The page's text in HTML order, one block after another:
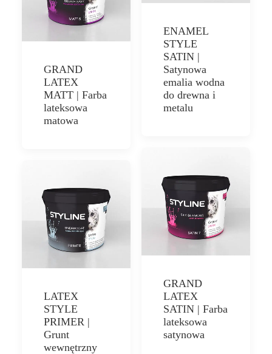
ENAMEL
STYLE
SATIN |
Satynowa
emalia wodna
do drewna i
metalu
GRAND
LATEX
MATT | Farba
lateksowa
matowa
GRAND
LATEX
SATIN | Farba
lateksowa
satynowa
LATEX
STYLE
PRIMER |
Grunt
wewnętrzny